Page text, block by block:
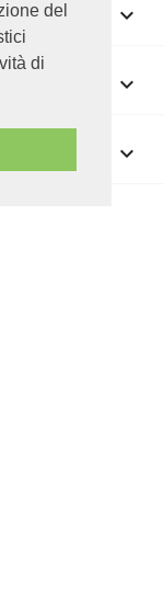
del
di


keyboard_arrow_down